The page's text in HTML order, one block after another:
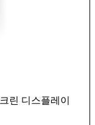
린 디스플레이